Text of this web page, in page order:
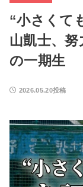
“小さくて
山凱士、
の一期生
2026.05.20投稿